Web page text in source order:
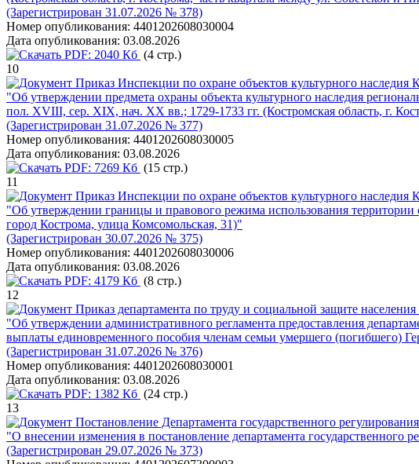
(Зарегистрирован 31.07.2026 № 378)
Номер опубликования: 4401202608030004
Дата опубликования: 03.08.2026
PDF: 2040 Кб (4 стр.)
10
Приказ Инспекции по охране объектов культурного наследия
"Об утверждении предмета охраны объекта культурного наследия
пол. XVIII, сер. XIX, нач. XX вв.; 1729-1733 гг. (Костромская область, г.
(Зарегистрирован 31.07.2026 № 377)
Номер опубликования: 4401202608030005
Дата опубликования: 03.08.2026
PDF: 7269 Кб (15 стр.)
11
Приказ Инспекции по охране объектов культурного
"Об утверждении границы и правового режима использования
город Кострома, улица Комсомольская, 31)"
(Зарегистрирован 30.07.2026 № 375)
Номер опубликования: 4401202608030006
Дата опубликования: 03.08.2026
PDF: 4179 Кб (8 стр.)
12
Приказ департамента по труду и социальной защите
"Об утверждении административного регламента предоставления
выплаты единовременного пособия членам семьи умершего (погибшего)
(Зарегистрирован 31.07.2026 № 376)
Номер опубликования: 4401202608030001
Дата опубликования: 03.08.2026
PDF: 1382 Кб (24 стр.)
13
Постановление Департамента государственного
"О внесении изменения в постановление департамента
(Зарегистрирован 29.07.2026 № 373)